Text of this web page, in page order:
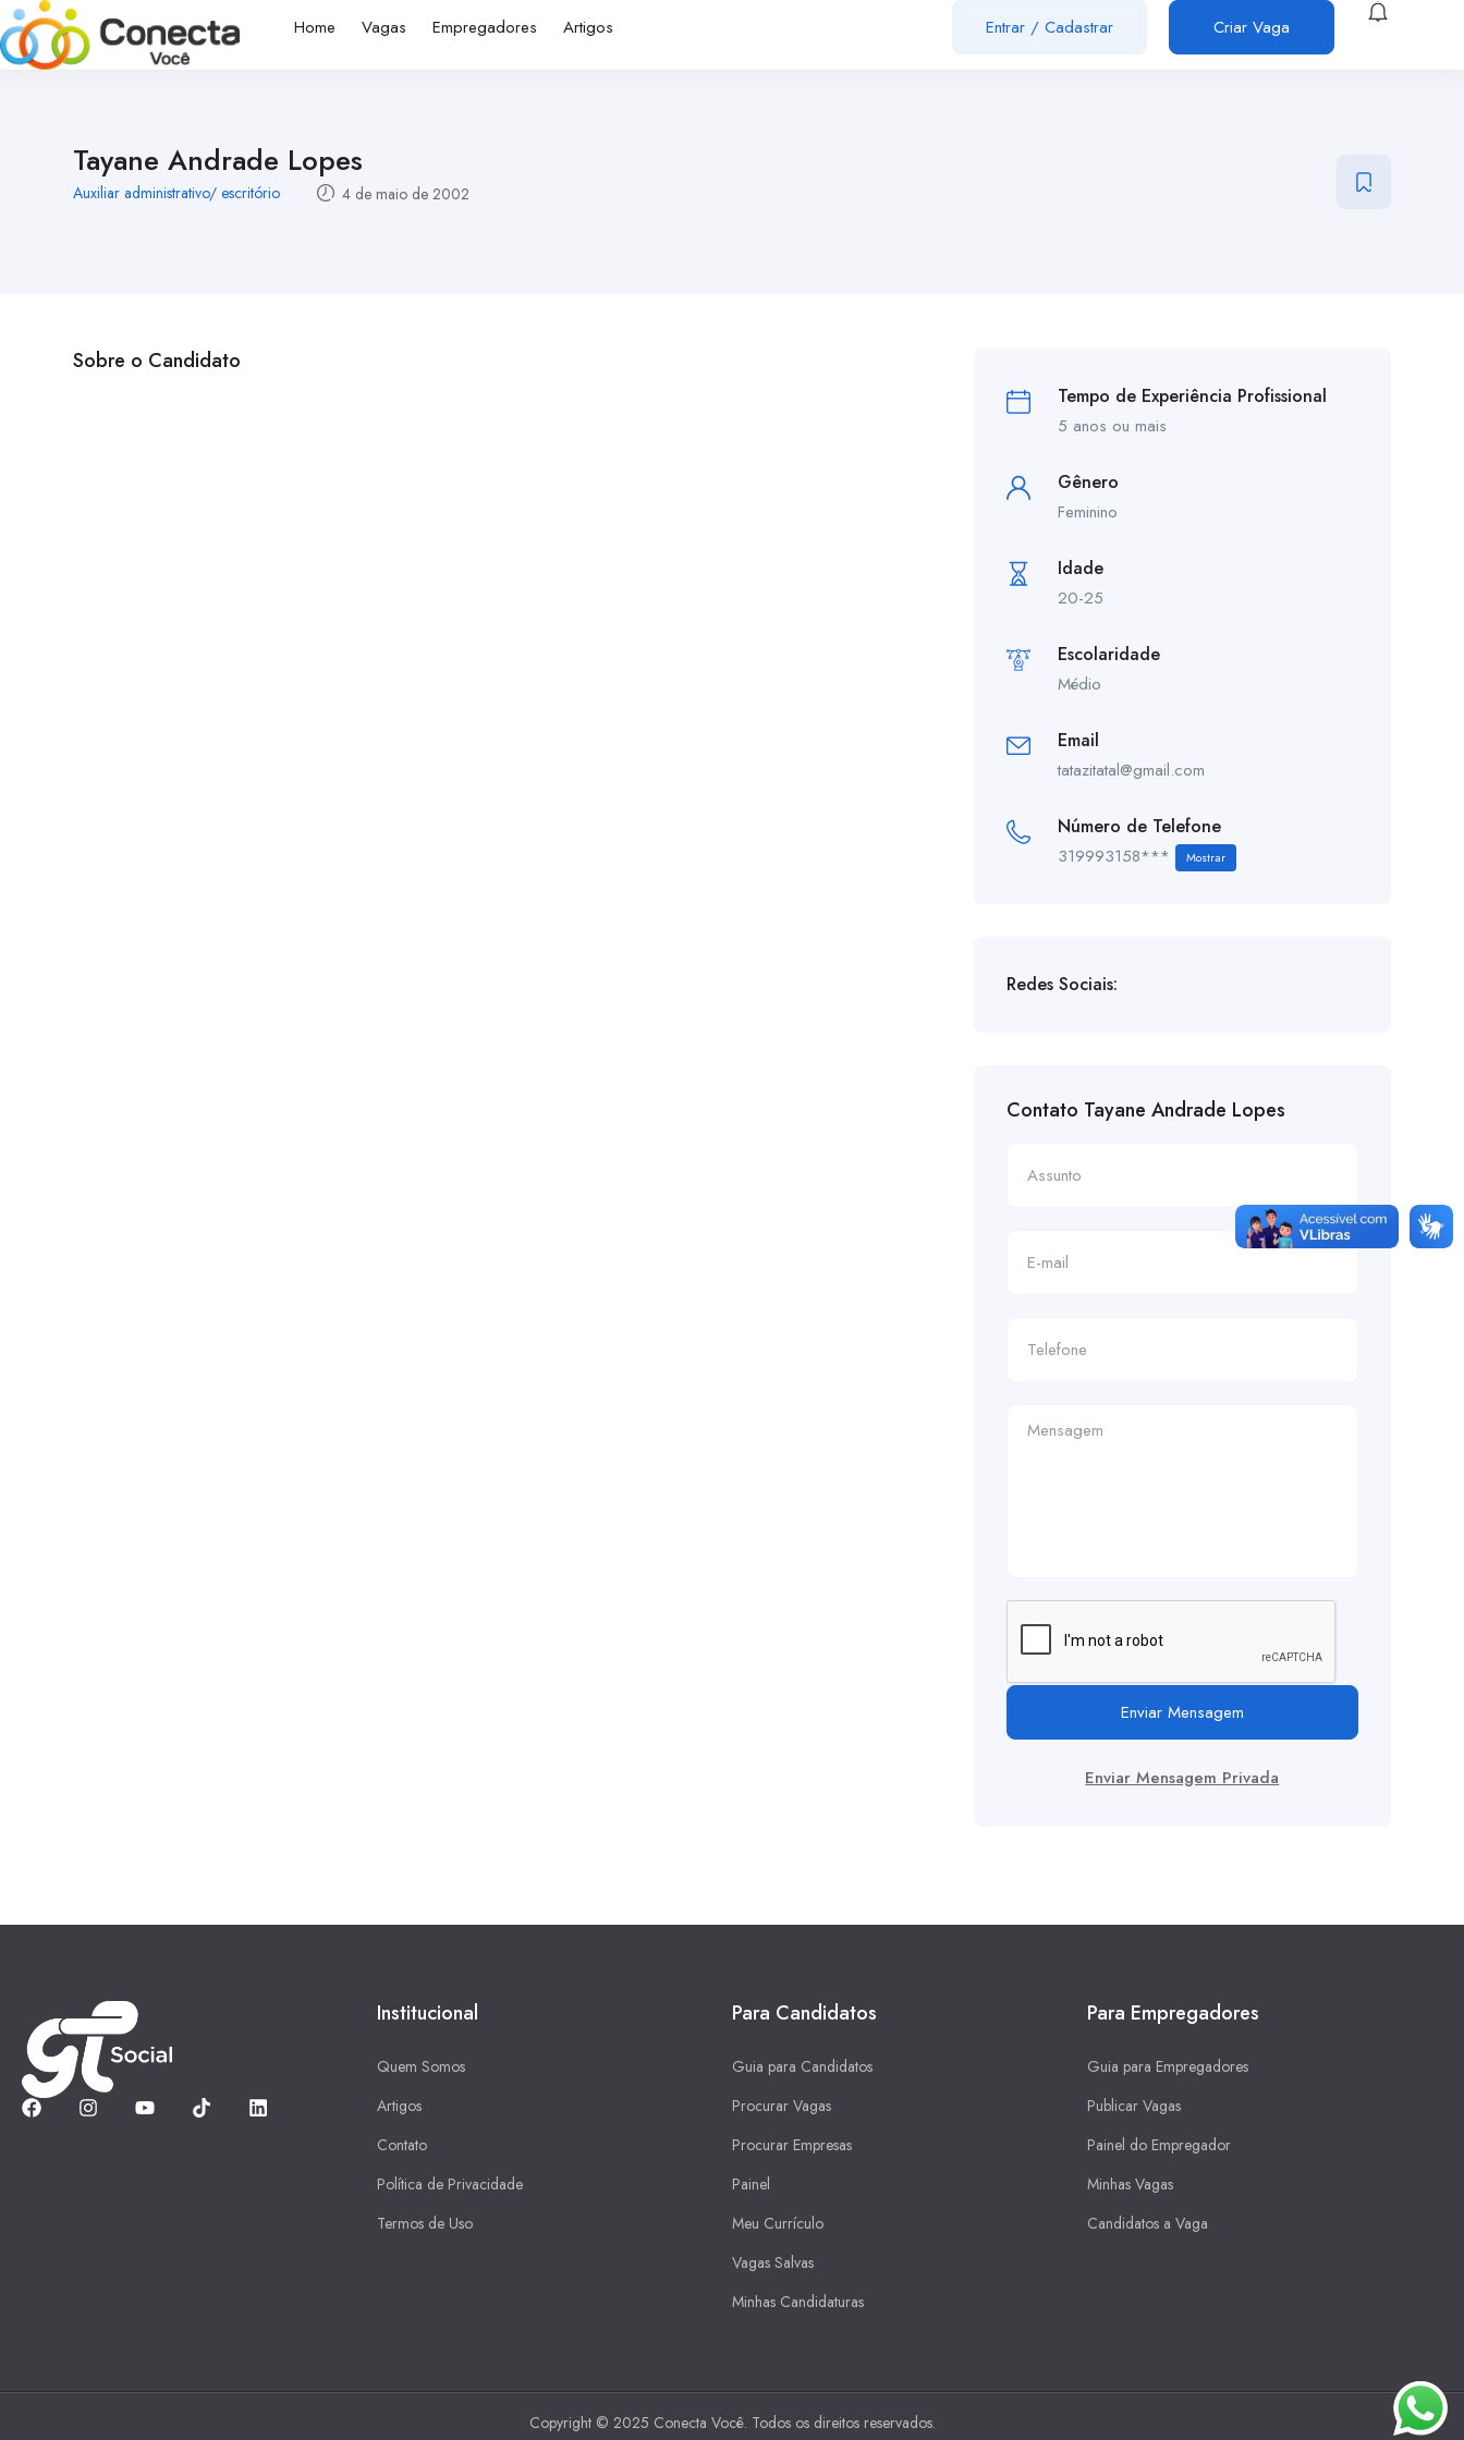
Home Vagas Empregadores Artigos Entrar / Cadastrar Criar Vaga
Tayane Andrade Lopes
Auxiliar administrativo/ escritório 4 de maio de 2002
Sobre o Candidato
Tempo de Experiência Profissional
5 anos ou mais
Gênero
Feminino
Idade
20-25
Escolaridade
Médio
Email
tatazitatal@gmail.com
Número de Telefone
319993158*** Mostrar
Redes Sociais:
Contato Tayane Andrade Lopes
Enviar Mensagem
Enviar Mensagem Privada
Institucional
Quem Somos
Artigos
Contato
Política de Privacidade
Termos de Uso
Para Candidatos
Guia para Candidatos
Procurar Vagas
Procurar Empresas
Painel
Meu Currículo
Vagas Salvas
Minhas Candidaturas
Para Empregadores
Guia para Empregadores
Publicar Vagas
Painel do Empregador
Minhas Vagas
Candidatos a Vaga
Copyright © 2025 Conecta Você. Todos os direitos reservados.